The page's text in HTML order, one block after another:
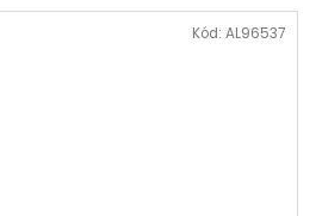
Kód: AL96537